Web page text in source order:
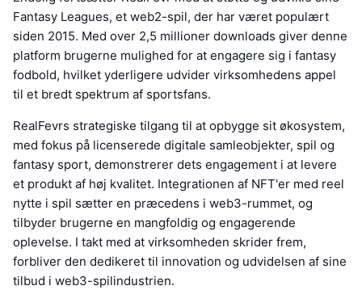
Fantasy Leagues, et web2-spil, der har været populært
siden 2015. Med over 2,5 millioner downloads giver denne
platform brugerne mulighed for at engagere sig i fantasy
fodbold, hvilket yderligere udvider virksomhedens appel
til et bredt spektrum af sportsfans.
RealFevrs strategiske tilgang til at opbygge sit økosystem,
med fokus på licenserede digitale samleobjekter, spil og
fantasy sport, demonstrerer dets engagement i at levere
et produkt af høj kvalitet. Integrationen af NFT'er med reel
nytte i spil sætter en præcedens i web3-rummet, og
tilbyder brugerne en mangfoldig og engagerende
oplevelse. I takt med at virksomheden skrider frem,
forbliver den dedikeret til innovation og udvidelsen af sine
tilbud i web3-spilindustrien.